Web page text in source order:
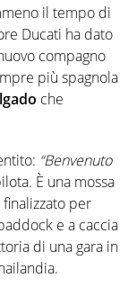
il tempo di
Ducati ha dato
compagno
più spagnola
che
“Benvenuto
È una mossa
per
e a caccia
di una gara in